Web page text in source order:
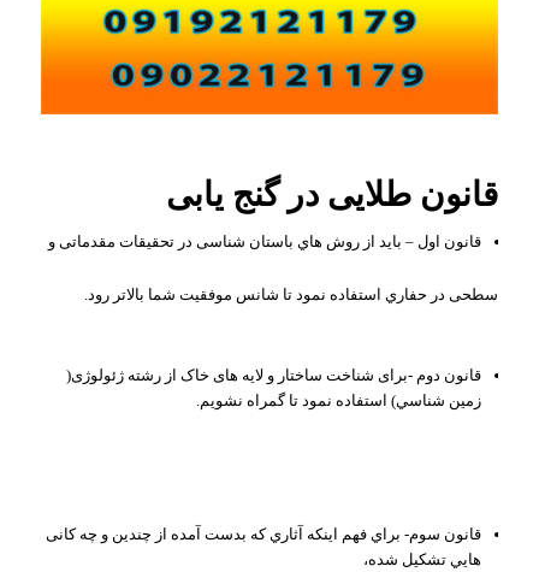
قانون طلایی در گنج یابی
قانون اول – بايد از روش هاي باستان شناسی در تحقيقات مقدماتی و
سطحی در حفاري استفاده نمود تا شانس موفقيت شما بالاتر رود.
قانون دوم -برای شناخت ساختار و لايه های خاک از رشته ژئولوژی(
زمين شناسي) استفاده نمود تا گمراه نشويم.
قانون سوم- براي فهم اينکه آثاري که بدست آمده از چندين و چه کانی
هايي تشکيل شده،